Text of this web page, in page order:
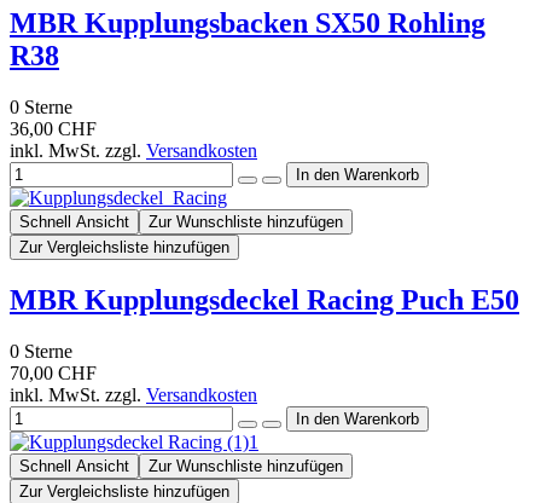
MBR Kupplungsbacken SX50 Rohling
R38
0 Sterne
36,00 CHF
inkl. MwSt. zzgl. Versandkosten
Schnell Ansicht
Zur Wunschliste hinzufügen
Zur Vergleichsliste hinzufügen
MBR Kupplungsdeckel Racing Puch E50
0 Sterne
70,00 CHF
inkl. MwSt. zzgl. Versandkosten
Schnell Ansicht
Zur Wunschliste hinzufügen
Zur Vergleichsliste hinzufügen